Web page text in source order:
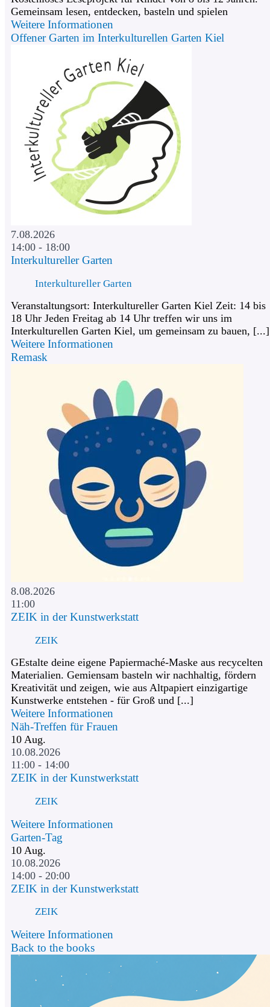
Gemeinsam lesen, entdecken, basteln und spielen
Weitere Informationen
Offener Garten im Interkulturellen Garten Kiel
7.08.2026
14:00 - 18:00
Interkultureller Garten
Interkultureller Garten
Veranstaltungsort: Interkultureller Garten Kiel Zeit: 14 bis
18 Uhr Jeden Freitag ab 14 Uhr treffen wir uns im
Interkulturellen Garten Kiel, um gemeinsam zu bauen, [...]
Weitere Informationen
Remask
8.08.2026
11:00
ZEIK in der Kunstwerkstatt
ZEIK
GEstalte deine eigene Papiermaché-Maske aus recycelten
Materialien. Gemiensam basteln wir nachhaltig, fördern
Kreativität und zeigen, wie aus Altpapiert einzigartige
Kunstwerke entstehen - für Groß und [...]
Weitere Informationen
Näh-Treffen für Frauen
10 Aug.
10.08.2026
11:00 - 14:00
ZEIK in der Kunstwerkstatt
ZEIK
Weitere Informationen
Garten-Tag
10 Aug.
10.08.2026
14:00 - 20:00
ZEIK in der Kunstwerkstatt
ZEIK
Weitere Informationen
Back to the books